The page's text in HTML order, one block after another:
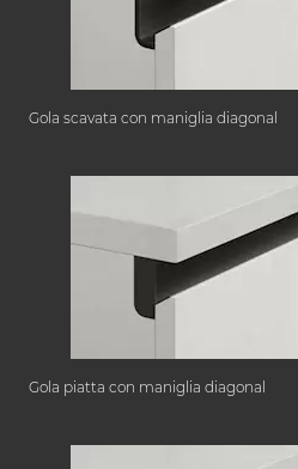
Gola scavata con maniglia diagonal
Gola piatta con maniglia diagonal